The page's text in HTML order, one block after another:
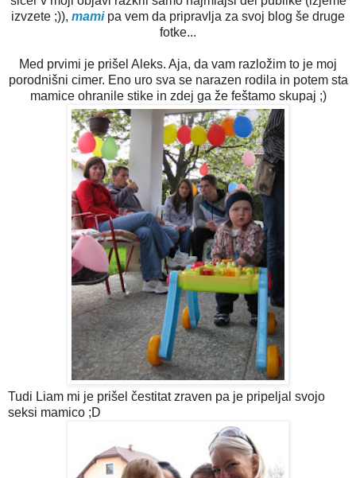
izvzete ;)), mami pa vem da pripravlja za svoj blog še druge
fotke...
Med prvimi je prišel Aleks. Aja, da vam razložim to je moj
porodnišni cimer. Eno uro sva se narazen rodila in potem sta
mamice ohranile stike in zdej ga že feštamo skupaj ;)
Tudi Liam mi je prišel čestitat zraven pa je pripeljal svojo
seksi mamico ;D